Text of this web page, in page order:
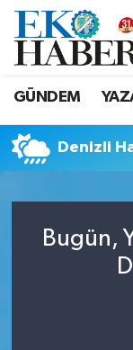
GÜNDEM
Denizli
Bugün,
Hava
Süper Lig
Tüm
Son Dakika